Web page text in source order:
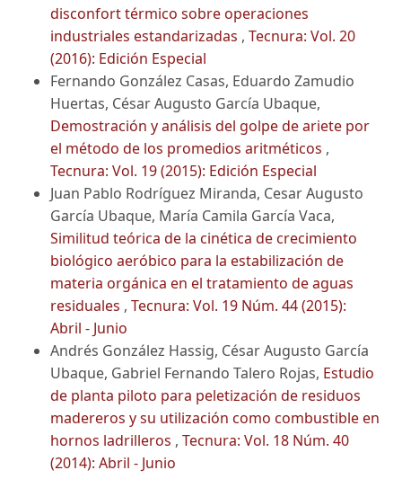
disconfort térmico sobre operaciones
industriales estandarizadas , Tecnura: Vol. 20
(2016): Edición Especial
Fernando González Casas, Eduardo Zamudio
Huertas, César Augusto García Ubaque,
Demostración y análisis del golpe de ariete por
el método de los promedios aritméticos ,
Tecnura: Vol. 19 (2015): Edición Especial
Juan Pablo Rodríguez Miranda, Cesar Augusto
García Ubaque, María Camila García Vaca,
Similitud teórica de la cinética de crecimiento
biológico aeróbico para la estabilización de
materia orgánica en el tratamiento de aguas
residuales , Tecnura: Vol. 19 Núm. 44 (2015):
Abril - Junio
Andrés González Hassig, César Augusto García
Ubaque, Gabriel Fernando Talero Rojas, Estudio
de planta piloto para peletización de residuos
madereros y su utilización como combustible en
hornos ladrilleros , Tecnura: Vol. 18 Núm. 40
(2014): Abril - Junio